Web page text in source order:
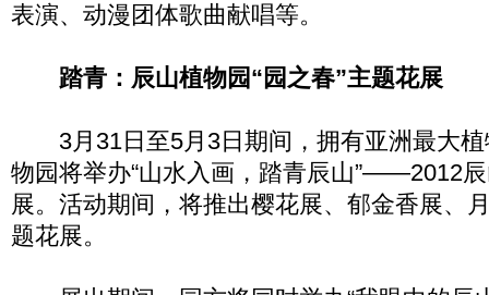
表演、动漫团体歌曲献唱等。
踏青：辰山植物园“园之春”主题花展
3月31日至5月3日期间，拥有亚洲最大植
物园将举办“山水入画，踏青辰山”——2012辰
展。活动期间，将推出樱花展、郁金香展、
题花展。